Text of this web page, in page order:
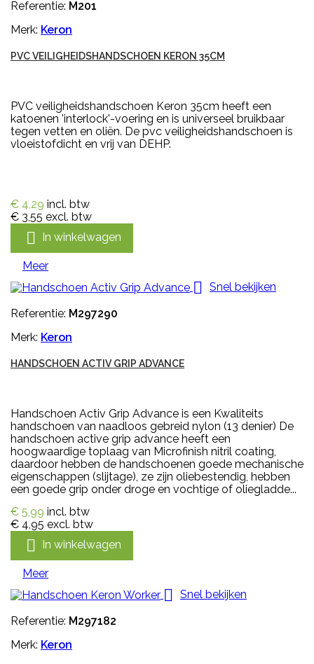
Referentie: M201
Merk: Keron
PVC VEILIGHEIDSHANDSCHOEN KERON 35CM
PVC veiligheidshandschoen Keron 35cm heeft een
katoenen 'interlock'-voering en is universeel bruikbaar
tegen vetten en oliën. De pvc veiligheidshandschoen is
vloeistofdicht en vrij van DEHP.
€ 4,29 incl. btw
€ 3,55 excl. btw
 In winkelwagen
Meer
 Snel bekijken
Referentie: M297290
Merk: Keron
HANDSCHOEN ACTIV GRIP ADVANCE
Handschoen Activ Grip Advance is een Kwaliteits
handschoen van naadloos gebreid nylon (13 denier) De
handschoen active grip advance heeft een
hoogwaardige toplaag van Microfinish nitril coating,
daardoor hebben de handschoenen goede mechanische
eigenschappen (slijtage), ze zijn oliebestendig, hebben
een goede grip onder droge en vochtige of oliegladde...
€ 5,99 incl. btw
€ 4,95 excl. btw
 In winkelwagen
Meer
 Snel bekijken
Referentie: M297182
Merk: Keron